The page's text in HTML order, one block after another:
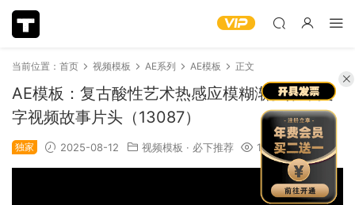
当前位置： 首页 视频模板 AE系列 AE模板 正文
AE模板：复古酸性艺术热感应模糊渐变效果文
字视频故事片头（13087）
独家 2025-08-12 视频模板 · 必下推荐 1.29k